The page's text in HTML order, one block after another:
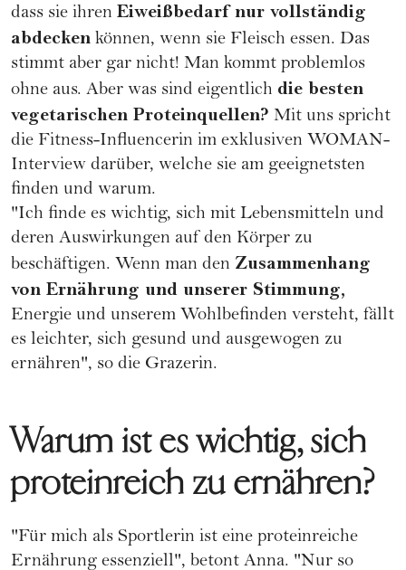
dass sie ihren Eiweißbedarf nur vollständig
abdecken können, wenn sie Fleisch essen. Das
stimmt aber gar nicht! Man kommt problemlos
ohne aus. Aber was sind eigentlich die besten
vegetarischen Proteinquellen? Mit uns spricht
die Fitness-Influencerin im exklusiven WOMAN-
Interview darüber, welche sie am geeignetsten
finden und warum.
"Ich finde es wichtig, sich mit Lebensmitteln und
deren Auswirkungen auf den Körper zu
beschäftigen. Wenn man den Zusammenhang
von Ernährung und unserer Stimmung,
Energie und unserem Wohlbefinden versteht, fällt
es leichter, sich gesund und ausgewogen zu
ernähren", so die Grazerin.
Warum ist es wichtig, sich
proteinreich zu ernähren?
"Für mich als Sportlerin ist eine proteinreiche
Ernährung essenziell", betont Anna. "Nur so